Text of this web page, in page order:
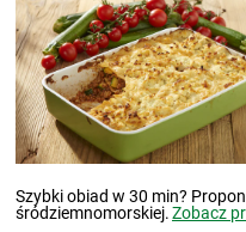
Szybki obiad w 30 min?
śródziemnomorskiej.Zobacz